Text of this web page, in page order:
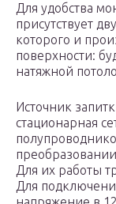
Для удобства
присутствует
которого и
поверхности:
натяжной
Источник
стационарная
Для их работы
Для